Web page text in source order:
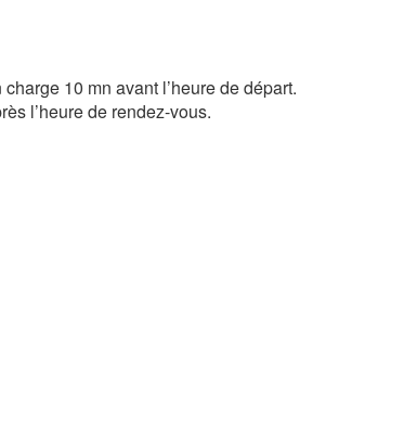
10 mn avant l’heure de départ.
l’heure de rendez-vous.